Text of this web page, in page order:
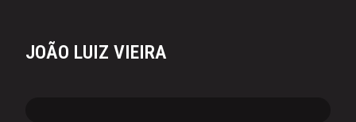
JOÃO LUIZ VIEIRA